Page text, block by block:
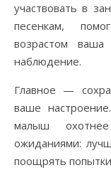
участвовать в
песенкам,
возрастом
наблюдение.
Главное —
ваше
малыш
ожиданиями:
поощрять